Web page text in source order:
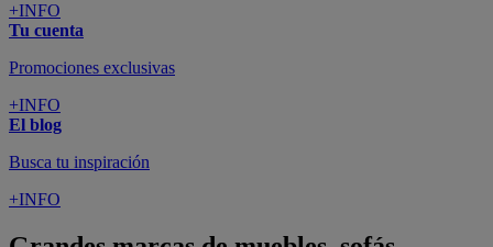
+INFO
Tu cuenta
Promociones exclusivas
+INFO
El blog
Busca tu inspiración
+INFO